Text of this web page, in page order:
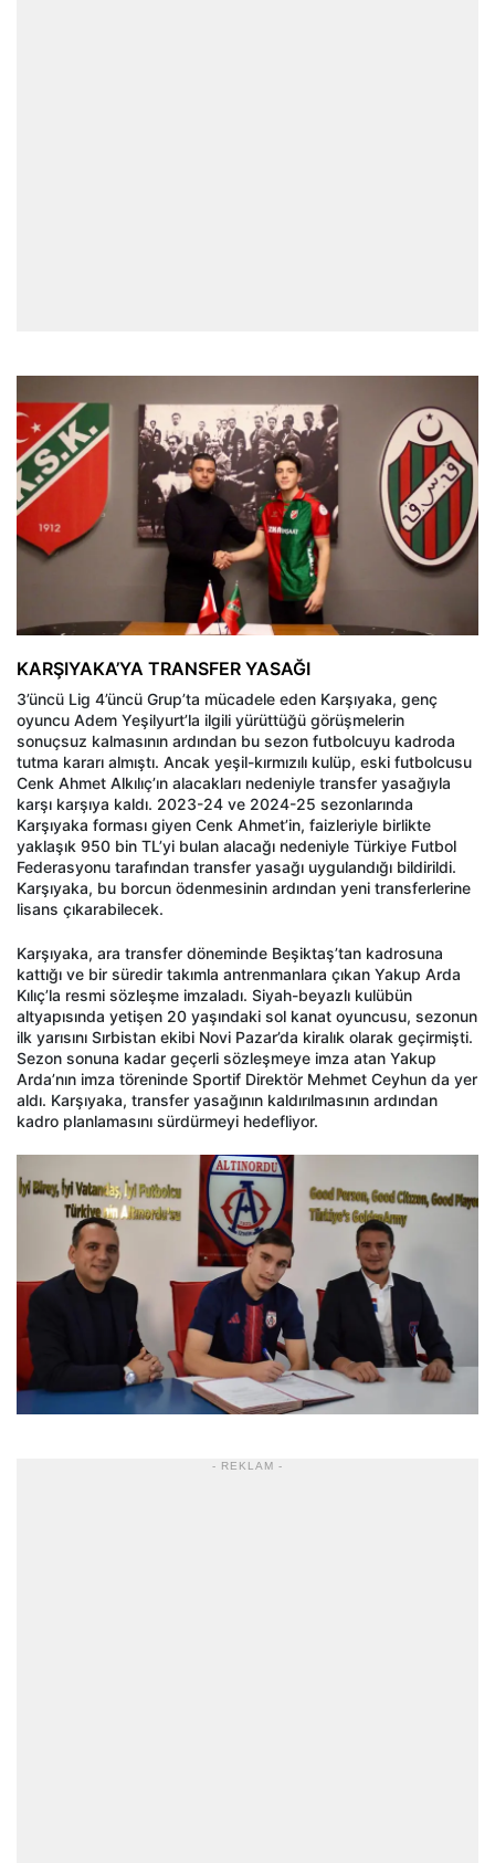
KARŞIYAKA’YA TRANSFER YASAĞI
3’üncü Lig 4’üncü Grup’ta mücadele eden Karşıyaka, genç
oyuncu Adem Yeşilyurt’la ilgili yürüttüğü görüşmelerin
sonuçsuz kalmasının ardından bu sezon futbolcuyu kadroda
tutma kararı almıştı. Ancak yeşil-kırmızılı kulüp, eski futbolcusu
Cenk Ahmet Alkılıç’ın alacakları nedeniyle transfer yasağıyla
karşı karşıya kaldı. 2023-24 ve 2024-25 sezonlarında
Karşıyaka forması giyen Cenk Ahmet’in, faizleriyle birlikte
yaklaşık 950 bin TL’yi bulan alacağı nedeniyle Türkiye Futbol
Federasyonu tarafından transfer yasağı uygulandığı bildirildi.
Karşıyaka, bu borcun ödenmesinin ardından yeni transferlerine
lisans çıkarabilecek.
Karşıyaka, ara transfer döneminde Beşiktaş’tan kadrosuna
kattığı ve bir süredir takımla antrenmanlara çıkan Yakup Arda
Kılıç’la resmi sözleşme imzaladı. Siyah-beyazlı kulübün
altyapısında yetişen 20 yaşındaki sol kanat oyuncusu, sezonun
ilk yarısını Sırbistan ekibi Novi Pazar’da kiralık olarak geçirmişti.
Sezon sonuna kadar geçerli sözleşmeye imza atan Yakup
Arda’nın imza töreninde Sportif Direktör Mehmet Ceyhun da yer
aldı. Karşıyaka, transfer yasağının kaldırılmasının ardından
kadro planlamasını sürdürmeyi hedefliyor.
- REKLAM -